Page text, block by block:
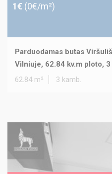
1€ (0€/m²)
Parduodamas butas
Vilniuje, 62.84 kv.m ploto,
62.84 m²
3 kamb.